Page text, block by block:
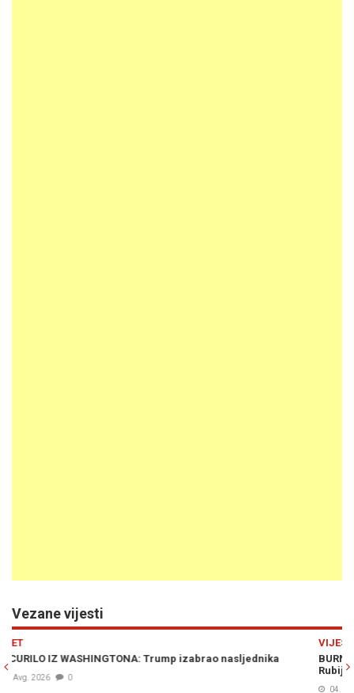
Vezane vijesti
BURNO U WASHINGTONU: Bošnjaci iz SAD-a pisali Trumpu i